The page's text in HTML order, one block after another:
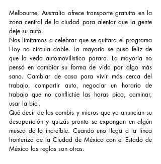
Melbourne, Australia ofrece transporte gratuito en la
zona central de la ciudad para alentar que la gente
deje su auto.
Nos limitamos a celebrar que se quitara el programa
Hoy no circula doble. La mayoría se puso feliz de
que la veda automovilística parara. La mayoría no
pensó en cambiar su forma de vida por algo más
sano. Cambiar de casa para vivir más cerca del
trabajo, compartir auto, negociar un horario de
trabajo que no conflictúe las horas pico, caminar,
usar la bici.
Qué decir de las combis y micros que ya anuncian su
desaparición y quizás pronto se expongan en algún
museo de lo increíble. Cuando uno llega a la línea
fronteriza de la Ciudad de México con el Estado de
México las reglas son otras.